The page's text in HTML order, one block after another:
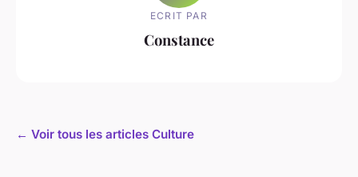
ECRIT PAR
Constance
← Voir tous les articles Culture